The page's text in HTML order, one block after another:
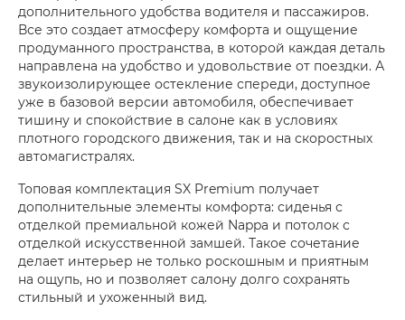
дополнительного удобства водителя и пассажиров.
Все это создает атмосферу комфорта и ощущение
продуманного пространства, в которой каждая деталь
направлена на удобство и удовольствие от поездки. А
звукоизолирующее остекление спереди, доступное
уже в базовой версии автомобиля, обеспечивает
тишину и спокойствие в салоне как в условиях
плотного городского движения, так и на скоростных
автомагистралях.
Топовая комплектация SX Premium получает
дополнительные элементы комфорта: сиденья с
отделкой премиальной кожей Nappa и потолок с
отделкой искусственной замшей. Такое сочетание
делает интерьер не только роскошным и приятным
на ощупь, но и позволяет салону долго сохранять
стильный и ухоженный вид.